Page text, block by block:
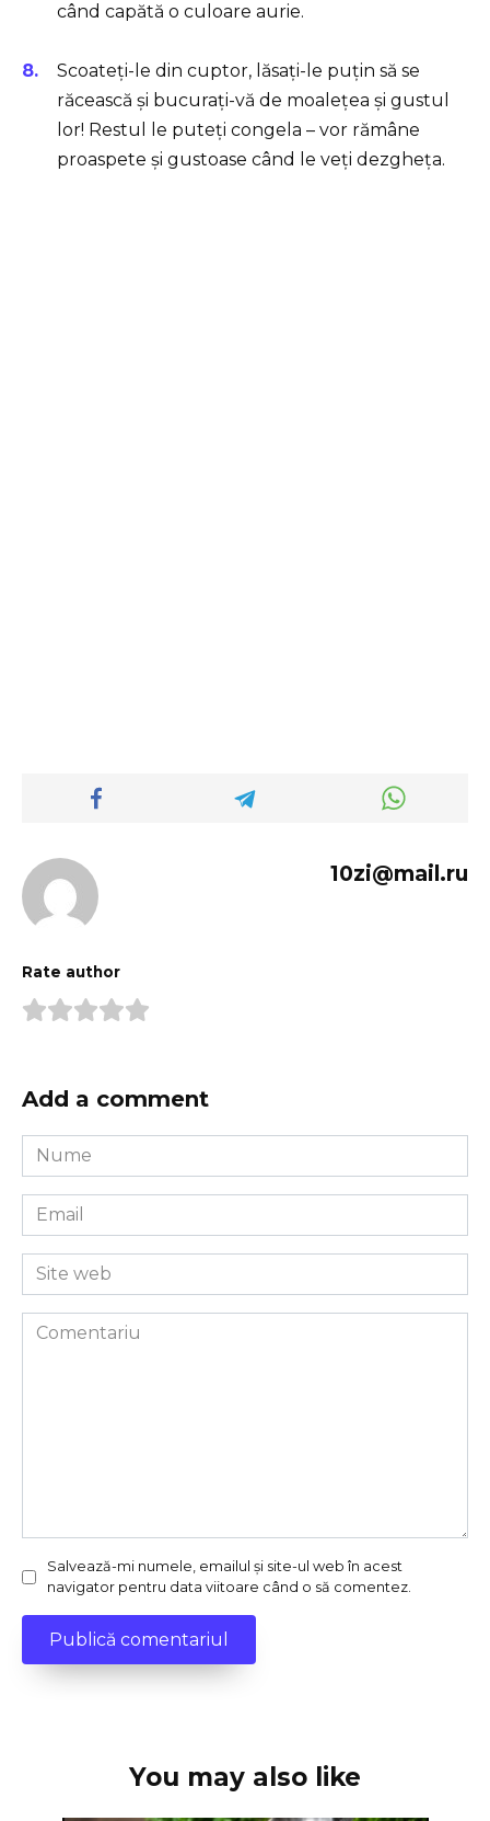
când capătă o culoare aurie.
Scoateți-le din cuptor, lăsați-le puțin să se
răcească și bucurați-vă de moalețea și gustul
lor! Restul le puteți congela – vor rămâne
proaspete și gustoase când le veți dezgheța.
10zi@mail.ru
Rate author
Add a comment
Nume
*
Email
*
Site
web
Comentariu
Salvează-mi numele, emailul și site-ul web în acest
navigator pentru data viitoare când o să comentez.
You may also like